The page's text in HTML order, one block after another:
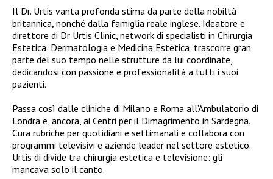
Il Dr. Urtis vanta profonda stima da parte della nobiltà
britannica, nonché dalla famiglia reale inglese. Ideatore e
direttore di Dr Urtis Clinic, network di specialisti in Chirurgia
Estetica, Dermatologia e Medicina Estetica, trascorre gran
parte del suo tempo nelle strutture da lui coordinate,
dedicandosi con passione e professionalità a tutti i suoi
pazienti.
Passa così dalle cliniche di Milano e Roma all’Ambulatorio di
Londra e, ancora, ai Centri per il Dimagrimento in Sardegna.
Cura rubriche per quotidiani e settimanali e collabora con
programmi televisivi e aziende leader nel settore estetico.
Urtis di divide tra chirurgia estetica e televisione: gli
mancava solo il canto.